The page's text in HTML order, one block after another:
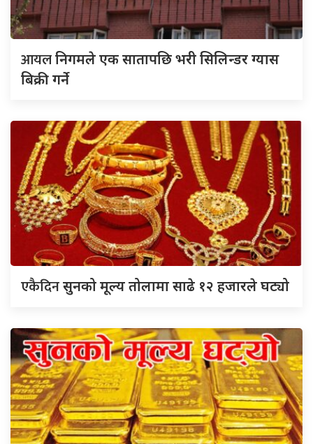
आयलनिगमले एक सातापछि भरी सिलिन्डर ग्यास
बिक्री गर्ने
एकैदिनसुनको मूल्य तोलामा साढे १२ हजारले घट्यो